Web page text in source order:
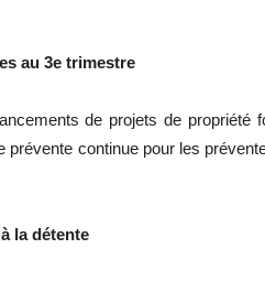
au 3e trimestre
de projets de propriété
prévente continue pour les
la détente